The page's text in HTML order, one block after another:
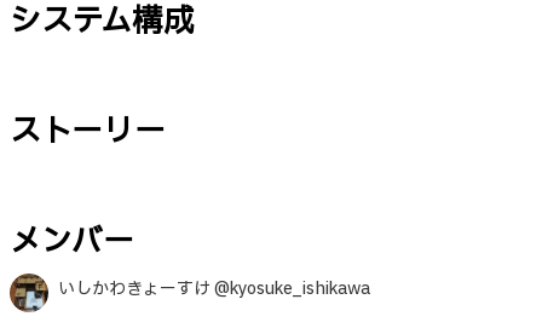
システム構成
ストーリー
メンバー
いしかわきょーすけ @kyosuke_ishikawa